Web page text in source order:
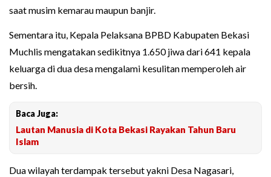
saat musim kemarau maupun banjir.
Sementara itu, Kepala Pelaksana BPBD Kabupaten Bekasi
Muchlis mengatakan sedikitnya 1.650 jiwa dari 641 kepala
keluarga di dua desa mengalami kesulitan memperoleh air
bersih.
Baca Juga:
Lautan Manusia di Kota Bekasi Rayakan Tahun Baru
Islam
Dua wilayah terdampak tersebut yakni Desa Nagasari,